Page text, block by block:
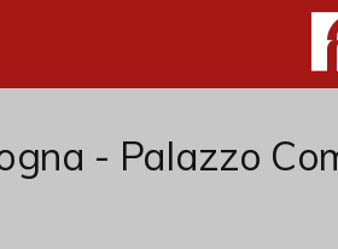
- Palazzo